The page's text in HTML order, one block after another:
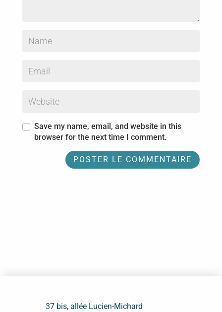
Save my name, email, and website in this
browser for the next time I comment.
37 bis, allée Lucien-Michard